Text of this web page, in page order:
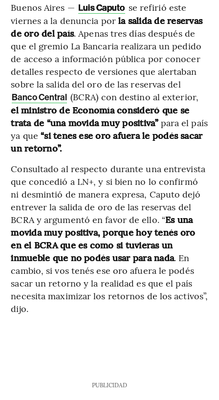
Buenos Aires — Luis Caputo se refirió este
viernes a la denuncia por la salida de reservas
de oro del país. Apenas tres días después de
que el gremio La Bancaria realizara un pedido
de acceso a información pública por conocer
detalles respecto de versiones que alertaban
sobre la salida del oro de las reservas del
Banco Central (BCRA) con destino al exterior,
el ministro de Economía consideró que se
trata de “una movida muy positiva”para el país
ya que“si tenes ese oro afuera le podés sacar
un retorno”.
Consultado al respecto durante una entrevista
que concedió a LN+, y si bien no lo confirmó
ni desmintió de manera expresa, Caputo dejó
entrever la salida de oro de las reservas del
BCRA y argumentó en favor de ello. “Es una
movida muy positiva, porque hoy tenés oro
en el BCRA que es como si tuvieras un
inmueble que no podés usar para nada. En
cambio, si vos tenés ese oro afuera le podés
sacar un retorno y la realidad es que el país
necesita maximizar los retornos de los activos”,
dijo.
PUBLICIDAD